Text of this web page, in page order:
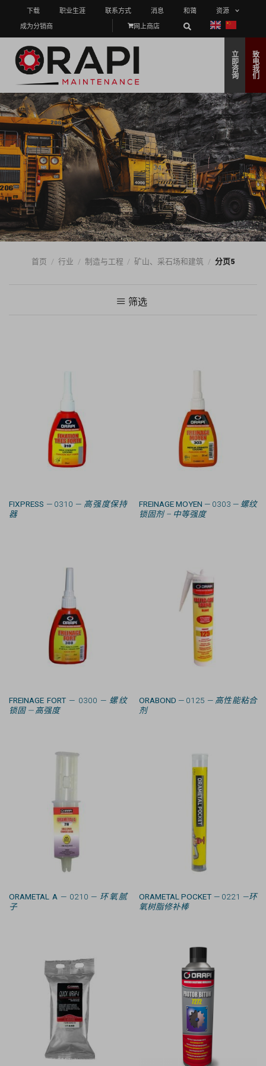
下载 职业生涯 联系方式 消息 和蔼
资源
成为分销商
网上商店
立
即
咨
询
致
电
我
们
首页 / 行业 / 制造与工程 / 矿山、采石场和建筑 / 分页5
筛选
FIXPRESS — 0310 — 高强度保持
器
FREINAGE MOYEN — 0303 — 螺纹
锁固剂 – 中等强度
FREINAGE FORT— 0300 — 螺纹
锁固 — 高强度
ORABOND — 0125 —高性能粘合
剂
ORAMETAL A — 0210 — 环氧腻
子
ORAMETAL POCKET— 0221 —环
氧树脂修补棒